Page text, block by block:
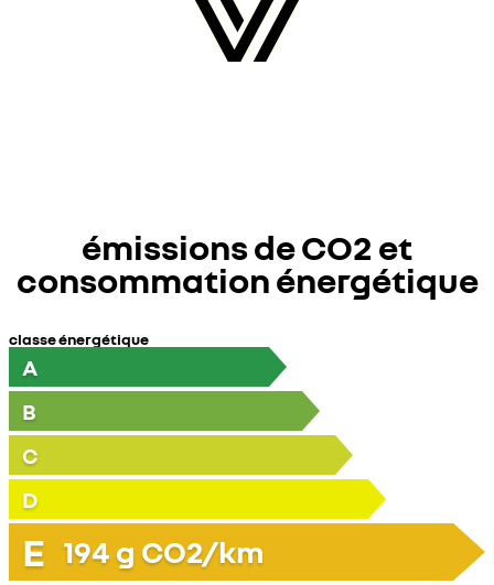
émissions de CO2 et
consommation énergétique
classe énergétique
A
B
C
D
E 194 g CO2/km